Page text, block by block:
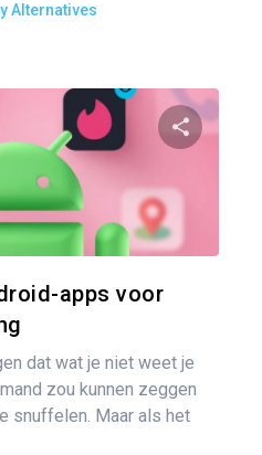
Alternatives
apps voor
dat wat je niet weet je
zou kunnen zeggen
snuffelen. Maar als het